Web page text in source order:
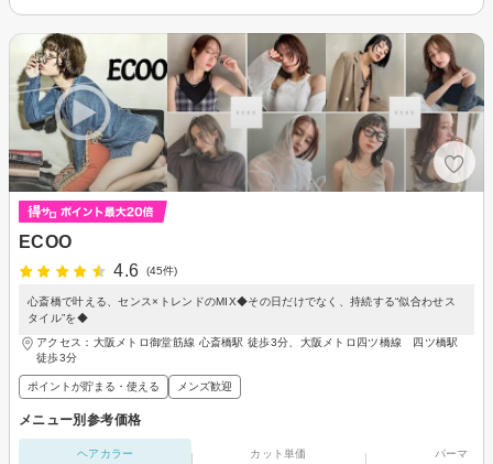
ECOO
4.6
(45件)
心斎橋で叶える、センス×トレンドのMIX◆その日だけでなく、持続する“似合わせス
タイル”を◆
アクセス：大阪メトロ御堂筋線 心斎橋駅 徒歩3分、大阪メトロ四ツ橋線 四ツ橋駅
徒歩3分
ポイントが貯まる・使える メンズ歓迎
メニュー別参考価格
ヘアカラー カット単価 パーマ